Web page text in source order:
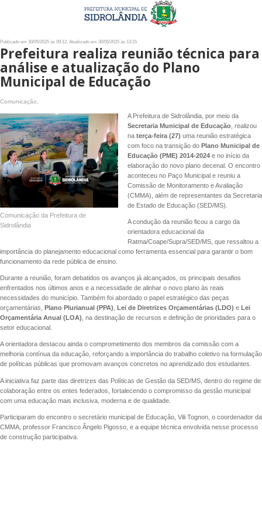
Publicado em 30/05/2025 às 09:12, Atualizado em 30/05/2025 às 13:15
Prefeitura realiza reunião técnica para
análise e atualização do Plano
Municipal de Educação
Comunicação,
Comunicação da Prefeitura de
Sidrolândia
A Prefeitura de Sidrolândia, por meio da
Secretaria Municipal de Educação, realizou
na terça-feira (27) uma reunião estratégica
com foco na transição do Plano Municipal de
Educação (PME) 2014-2024e no início da
elaboração do novo plano decenal. O encontro
aconteceu no Paço Municipal e reuniu a
Comissão de Monitoramento e Avaliação
(CMMA), além de representantes da Secretaria
de Estado de Educação (SED/MS).
A condução da reunião ficou a cargo da
orientadora educacional da
Ratma/Coape/Supra/SED/MS, que ressaltou a
importância do planejamento educacional como ferramenta essencial para garantir o bom
funcionamento da rede pública de ensino.
Durante a reunião, foram debatidos os avanços já alcançados, os principais desafios
enfrentados nos últimos anos e a necessidade de alinhar o novo plano às reais
necessidades do município. Também foi abordado o papel estratégico das peças
orçamentárias,
Plano Plurianual (PPA) Lei de Diretrizes Orçamentárias (LDO) e Lei
Orçamentária Anual (LOA) , na destinação de recursos e definição de prioridades para o
setor educacional.
A orientadora destacou ainda o comprometimento dos membros da comissão com a
melhoria contínua da educação, reforçando a importância do trabalho coletivo na formulação
de políticas públicas que promovam avanços concretos no aprendizado dos estudantes.
A iniciativa faz parte das diretrizes das Políticas de Gestão da SED/MS, dentro do regime de
colaboração entre os entes federados, fortalecendo o compromisso da gestão municipal
com uma educação mais inclusiva, moderna e de qualidade.
Participaram do encontro o secretário municipal de Educação, Vili Tognon, o coordenador da
CMMA, professor Francisco Ângelo Pigosso, e a equipe técnica envolvida nesse processo
de construção participativa.